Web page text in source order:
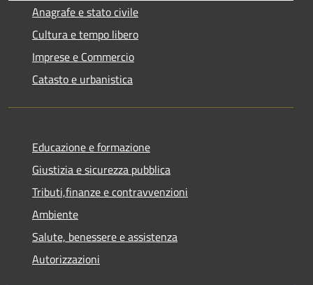
Anagrafe e stato civile
Cultura e tempo libero
Imprese e Commercio
Catasto e urbanistica
Educazione e formazione
Giustizia e sicurezza pubblica
Tributi,finanze e contravvenzioni
Ambiente
Salute, benessere e assistenza
Autorizzazioni